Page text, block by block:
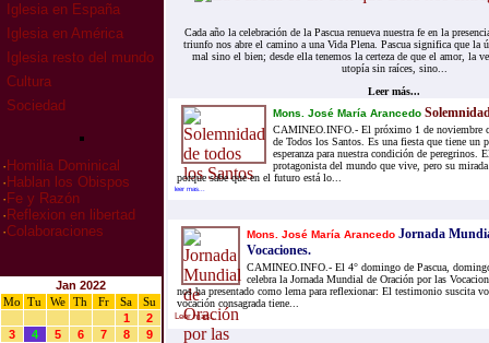
Iglesia en España
Iglesia en América
Iglesia resto del mundo
Cultura
Sociedad
· Homilia Dominical
· Hablan los Obispos
· Fe y Razón
· Reflexion en libertad
·Colaboraciones
Jan 2022
Mo
Tu We Th Fr Sa
Su
1
2
3
4 5 6 7 8
9
Cada año la celebración de la Pascua renueva nuestra fe en la
triunfo nos abre el camino a una Vida Plena. Pascua significa que la
mal sino el bien; desde ella tenemos la certeza de que el amor, la
utopía sin raíces, sino...
Leer más...
Mons. José María Arancedo
CAMINEO.INFO.- El próximo 1 de noviembre
de Todos los Santos. Es una fiesta que tiene un
esperanza para nuestra condición de peregrinos.
protagonista del mundo que vive, pero su
porque sabe que en el futuro está lo...
leer mas...
Mons. José María Arancedo Jornada
Vocaciones.
CAMINEO.INFO.- El 4° domingo de Pascua,
celebra la Jornada Mundial de Oración por las
nos ha presentado como lema para reflexionar: El testimonio suscita
vocación consagrada tiene...
Leer mas...